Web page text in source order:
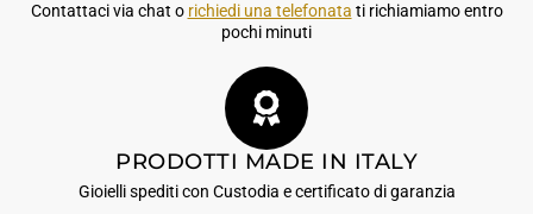
Contattaci via chat o richiedi una telefonata ti richiamiamo entro
pochi minuti
PRODOTTI MADE IN ITALY
Gioielli spediti con Custodia e certificato di garanzia